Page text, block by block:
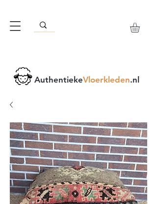
AuthentiekeVloerkleden.nl